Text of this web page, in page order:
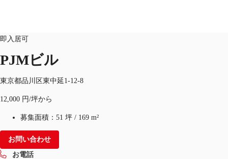
即入居可
PJMビル
東京都品川区東中延1-12-8
12,000 円/坪から
募集面積： 51 坪 / 169 m²
お問い合わせ
お電話